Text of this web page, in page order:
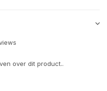
over dit product..